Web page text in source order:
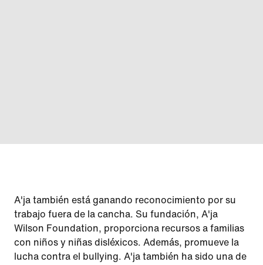
A'ja también está ganando reconocimiento por su
trabajo fuera de la cancha. Su fundación, A'ja
Wilson Foundation, proporciona recursos a familias
con niños y niñas disléxicos. Además, promueve la
lucha contra el bullying. A'ja también ha sido una de